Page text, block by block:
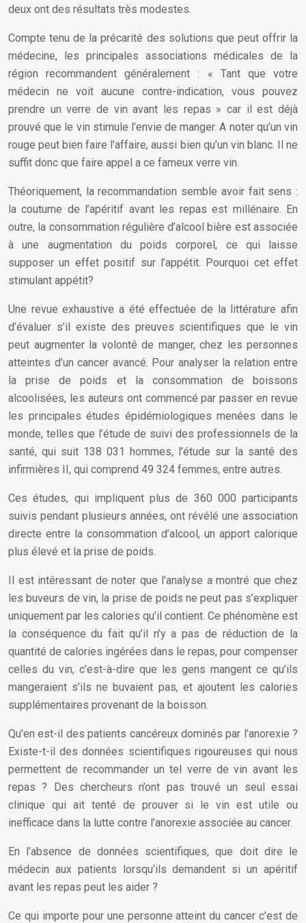
deux ont des résultats très modestes.
Compte tenu de la précarité des solutions que peut offrir la
médecine, les principales associations médicales de la
région recommandent généralement : « Tant que votre
médecin ne voit aucune contre-indication, vous pouvez
prendre un verre de vin avant les repas » car il est déjà
prouvé que le vin stimule l’envie de manger. A noter qu’un vin
rouge peut bien faire l’affaire, aussi bien qu’un vin blanc. Il ne
suffit donc que faire appel a ce fameux verre vin.
Théoriquement, la recommandation semble avoir fait sens :
la coutume de l’apéritif avant les repas est millénaire. En
outre, la consommation régulière d’alcool bière est associée
à une augmentation du poids corporel, ce qui laisse
supposer un effet positif sur l’appétit. Pourquoi cet effet
stimulant appétit?
Une revue exhaustive a été effectuée de la littérature afin
d’évaluer s’il existe des preuves scientifiques que le vin
peut augmenter la volonté de manger, chez les personnes
atteintes d’un cancer avancé. Pour analyser la relation entre
la prise de poids et la consommation de boissons
alcoolisées, les auteurs ont commencé par passer en revue
les principales études épidémiologiques menées dans le
monde, telles que l’étude de suivi des professionnels de la
santé, qui suit 138 031 hommes, l’étude sur la santé des
infirmières II, qui comprend 49 324 femmes, entre autres.
Ces études, qui impliquent plus de 360 000 participants
suivis pendant plusieurs années, ont révélé une association
directe entre la consommation d’alcool, un apport calorique
plus élevé et la prise de poids.
Il est intéressant de noter que l’analyse a montré que chez
les buveurs de vin, la prise de poids ne peut pas s’expliquer
uniquement par les calories qu’il contient. Ce phénomène est
la conséquence du fait qu’il n’y a pas de réduction de la
quantité de calories ingérées dans le repas, pour compenser
celles du vin, c’est-à-dire que les gens mangent ce qu’ils
mangeraient s’ils ne buvaient pas, et ajoutent les calories
supplémentaires provenant de la boisson.
Qu’en est-il des patients cancéreux dominés par l’anorexie ?
Existe-t-il des données scientifiques rigoureuses qui nous
permettent de recommander un tel verre de vin avant les
repas ? Des chercheurs n’ont pas trouvé un seul essai
clinique qui ait tenté de prouver si le vin est utile ou
inefficace dans la lutte contre l’anorexie associée au cancer.
En l’absence de données scientifiques, que doit dire le
médecin aux patients lorsqu’ils demandent si un apéritif
avant les repas peut les aider ?
Ce qui importe pour une personne atteint du cancer c’est de